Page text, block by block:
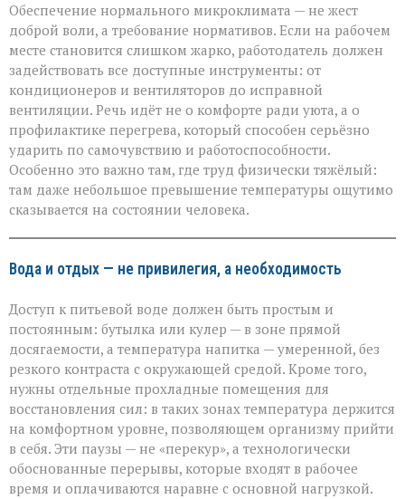
Обеспечение нормального микроклимата — не жест
доброй воли, а требование нормативов. Если на рабочем
месте становится слишком жарко, работодатель должен
задействовать все доступные инструменты: от
кондиционеров и вентиляторов до исправной
вентиляции. Речь идёт не о комфорте ради уюта, а о
профилактике перегрева, который способен серьёзно
ударить по самочувствию и работоспособности.
Особенно это важно там, где труд физически тяжёлый:
там даже небольшое превышение температуры ощутимо
сказывается на состоянии человека.
Вода и отдых — не привилегия, а необходимость
Доступ к питьевой воде должен быть простым и
постоянным: бутылка или кулер — в зоне прямой
досягаемости, а температура напитка — умеренной, без
резкого контраста с окружающей средой. Кроме того,
нужны отдельные прохладные помещения для
восстановления сил: в таких зонах температура держится
на комфортном уровне, позволяющем организму прийти
в себя. Эти паузы — не «перекур», а технологически
обоснованные перерывы, которые входят в рабочее
время и оплачиваются наравне с основной нагрузкой.